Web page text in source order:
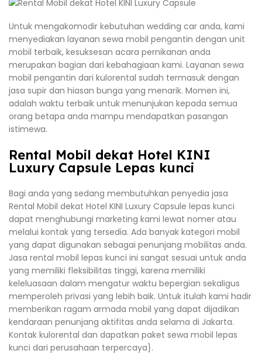
Untuk mengakomodir kebutuhan wedding car anda, kami
menyediakan layanan sewa mobil pengantin dengan unit
mobil terbaik, kesuksesan acara pernikanan anda
merupakan bagian dari kebahagiaan kami. Layanan sewa
mobil pengantin dari kulorental sudah termasuk dengan
jasa supir dan hiasan bunga yang menarik. Momen ini,
adalah waktu terbaik untuk menunjukan kepada semua
orang betapa anda mampu mendapatkan pasangan
istimewa.
Rental Mobil dekat Hotel KINI
Luxury Capsule Lepas kunci
Bagi anda yang sedang membutuhkan penyedia jasa
Rental Mobil dekat Hotel KINI Luxury Capsule lepas kunci
dapat menghubungi marketing kami lewat nomer atau
melalui kontak yang tersedia. Ada banyak kategori mobil
yang dapat digunakan sebagai penunjang mobilitas anda.
Jasa rental mobil lepas kunci ini sangat sesuai untuk anda
yang memiliki fleksibilitas tinggi, karena memiliki
keleluasaan dalam mengatur waktu bepergian sekaligus
memperoleh privasi yang lebih baik. Untuk itulah kami hadir
memberikan ragam armada mobil yang dapat dijadikan
kendaraan penunjang aktifitas anda selama di Jakarta.
Kontak kulorental dan dapatkan paket sewa mobil lepas
kunci dari perusahaan terpercaya}.